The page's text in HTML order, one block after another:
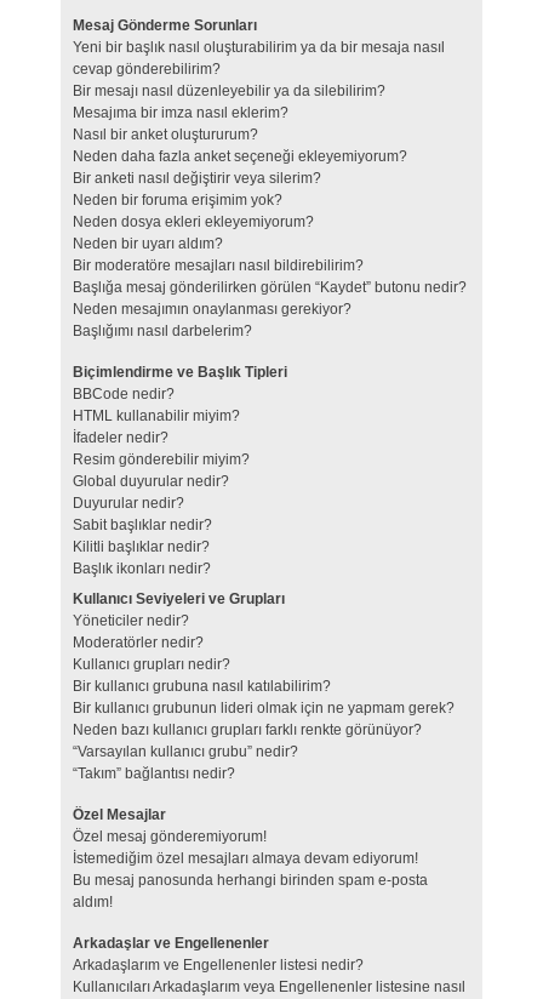
Mesaj Gönderme Sorunları
Yeni bir başlık nasıl oluşturabilirim ya da bir mesaja nasıl
cevap gönderebilirim?
Bir mesajı nasıl düzenleyebilir ya da silebilirim?
Mesajıma bir imza nasıl eklerim?
Nasıl bir anket oluştururum?
Neden daha fazla anket seçeneği ekleyemiyorum?
Bir anketi nasıl değiştirir veya silerim?
Neden bir foruma erişimim yok?
Neden dosya ekleri ekleyemiyorum?
Neden bir uyarı aldım?
Bir moderatöre mesajları nasıl bildirebilirim?
Başlığa mesaj gönderilirken görülen “Kaydet” butonu nedir?
Neden mesajımın onaylanması gerekiyor?
Başlığımı nasıl darbelerim?
Biçimlendirme ve Başlık Tipleri
BBCode nedir?
HTML kullanabilir miyim?
İfadeler nedir?
Resim gönderebilir miyim?
Global duyurular nedir?
Duyurular nedir?
Sabit başlıklar nedir?
Kilitli başlıklar nedir?
Başlık ikonları nedir?
Kullanıcı Seviyeleri ve Grupları
Yöneticiler nedir?
Moderatörler nedir?
Kullanıcı grupları nedir?
Bir kullanıcı grubuna nasıl katılabilirim?
Bir kullanıcı grubunun lideri olmak için ne yapmam gerek?
Neden bazı kullanıcı grupları farklı renkte görünüyor?
“Varsayılan kullanıcı grubu” nedir?
“Takım” bağlantısı nedir?
Özel Mesajlar
Özel mesaj gönderemiyorum!
İstemediğim özel mesajları almaya devam ediyorum!
Bu mesaj panosunda herhangi birinden spam e-posta
aldım!
Arkadaşlar ve Engellenenler
Arkadaşlarım ve Engellenenler listesi nedir?
Kullanıcıları Arkadaşlarım veya Engellenenler listesine nasıl